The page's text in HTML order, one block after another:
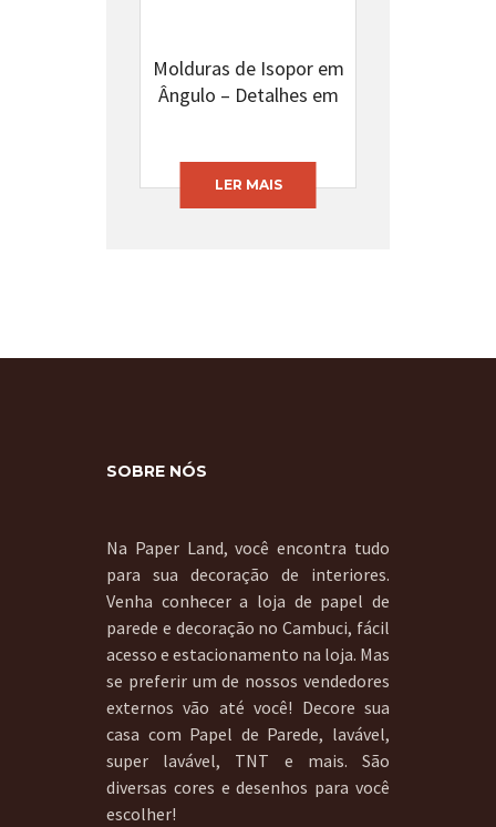
Molduras de Isopor em
Ângulo – Detalhes em
LER MAIS
SOBRE NÓS
Na Paper Land, você encontra tudo
para sua decoração de interiores.
Venha conhecer a loja de papel de
parede e decoração no Cambuci, fácil
acesso e estacionamento na loja. Mas
se preferir um de nossos vendedores
externos vão até você! Decore sua
casa com Papel de Parede, lavável,
super lavável, TNT e mais. São
diversas cores e desenhos para você
escolher!